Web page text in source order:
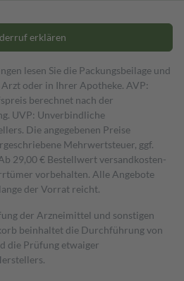
erklären
lesen Sie die Packungsbeilage und
oder in Ihrer Apotheke. AVP:
berechnet nach der
UVP: Unverbindliche
Die angegebenen Preise
Mehrwertsteuer, ggf.
29,00 € Bestell­wert versand­kosten­
vorbehalten. Alle Angebote
der Vorrat reicht.
der Arzneimittel und sonstigen
beinhaltet die Durchführung von
die Prüfung etwaiger